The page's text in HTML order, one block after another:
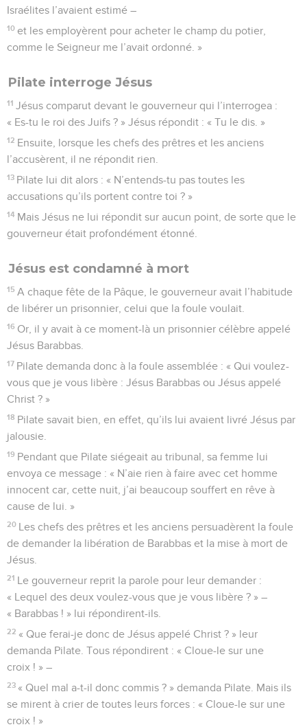
Israélites l’avaient estimé –
10 et les employèrent pour acheter le champ du potier,
comme le Seigneur me l’avait ordonné. »
Pilate interroge Jésus
11 Jésus comparut devant le gouverneur qui l’interrogea :
« Es-tu le roi des Juifs ? » Jésus répondit : « Tu le dis. »
12 Ensuite, lorsque les chefs des prêtres et les anciens
l’accusèrent, il ne répondit rien.
13 Pilate lui dit alors : « N’entends-tu pas toutes les
accusations qu’ils portent contre toi ? »
14 Mais Jésus ne lui répondit sur aucun point, de sorte que le
gouverneur était profondément étonné.
Jésus est condamné à mort
15 A chaque fête de la Pâque, le gouverneur avait l’habitude
de libérer un prisonnier, celui que la foule voulait.
16 Or, il y avait à ce moment-là un prisonnier célèbre appelé
Jésus Barabbas.
17 Pilate demanda donc à la foule assemblée : « Qui voulez-
vous que je vous libère : Jésus Barabbas ou Jésus appelé
Christ ? »
18 Pilate savait bien, en effet, qu’ils lui avaient livré Jésus par
jalousie.
19 Pendant que Pilate siégeait au tribunal, sa femme lui
envoya ce message : « N’aie rien à faire avec cet homme
innocent car, cette nuit, j’ai beaucoup souffert en rêve à
cause de lui. »
20 Les chefs des prêtres et les anciens persuadèrent la foule
de demander la libération de Barabbas et la mise à mort de
Jésus.
21 Le gouverneur reprit la parole pour leur demander :
« Lequel des deux voulez-vous que je vous libère ? » –
« Barabbas ! » lui répondirent-ils.
22 « Que ferai-je donc de Jésus appelé Christ ? » leur
demanda Pilate. Tous répondirent : « Cloue-le sur une
croix ! » –
23 « Quel mal a-t-il donc commis ? » demanda Pilate. Mais ils
se mirent à crier de toutes leurs forces : « Cloue-le sur une
croix ! »